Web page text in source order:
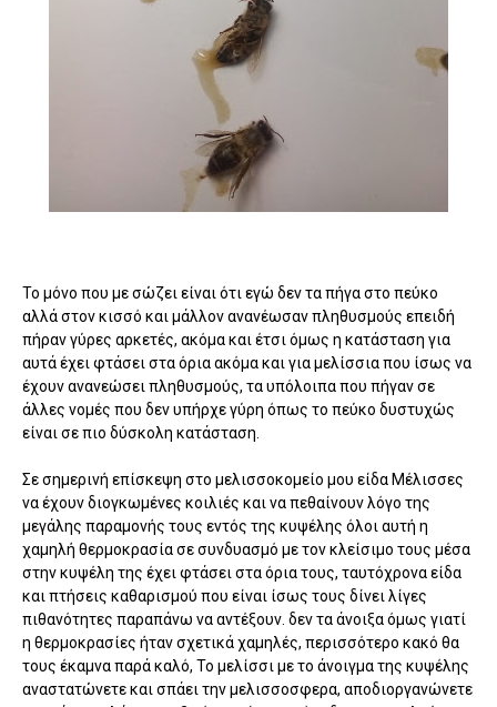
Το μόνο που με σώζει είναι ότι εγώ δεν τα πήγα στο πεύκο
αλλά στον κισσό και μάλλον ανανέωσαν πληθυσμούς επειδή
πήραν γύρες αρκετές, ακόμα και έτσι όμως η κατάσταση για
αυτά έχει φτάσει στα όρια ακόμα και για μελίσσια που ίσως να
έχουν ανανεώσει πληθυσμούς, τα υπόλοιπα που πήγαν σε
άλλες νομές που δεν υπήρχε γύρη όπως το πεύκο δυστυχώς
είναι σε πιο δύσκολη κατάσταση.
Σε σημερινή επίσκεψη στο μελισσοκομείο μου είδα Μέλισσες
να έχουν διογκωμένες κοιλιές και να πεθαίνουν λόγο της
μεγάλης παραμονής τους εντός της κυψέλης όλοι αυτή η
χαμηλή θερμοκρασία σε συνδυασμό με τον κλείσιμο τους μέσα
στην κυψέλη της έχει φτάσει στα όρια τους, ταυτόχρονα είδα
και πτήσεις καθαρισμού που είναι ίσως τους δίνει λίγες
πιθανότητες παραπάνω να αντέξουν. δεν τα άνοιξα όμως γιατί
η θερμοκρασίες ήταν σχετικά χαμηλές, περισσότερο κακό θα
τους έκαμνα παρά καλό, Το μελίσσι με το άνοιγμα της κυψέλης
αναστατώνετε και σπάει την μελισσοσφερα, αποδιοργανώνετε